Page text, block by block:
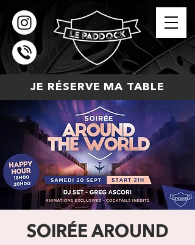
JE RÉSERVE MA TABLE
SOIRÉE AROUND